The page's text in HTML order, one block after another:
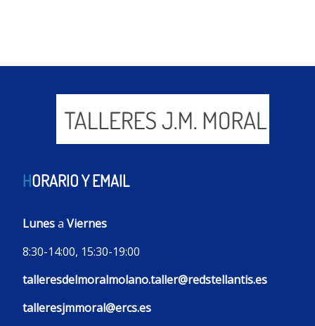
HORARIO Y EMAIL
Lunesa Viernes
8:30-14:00, 15:30-19:00
talleresdelmoralmolano.taller@redstellantis.es
talleresjmmoral@ercs.es